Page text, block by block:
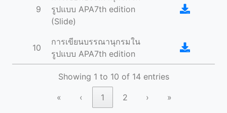
9
รูปแบบ APA7th edition
(Slide)
10
การเขียนบรรณานุกรมใน
รูปแบบ APA7th edition
Showing 1 to 10 of 14 entries
« ‹ 1 2 › »